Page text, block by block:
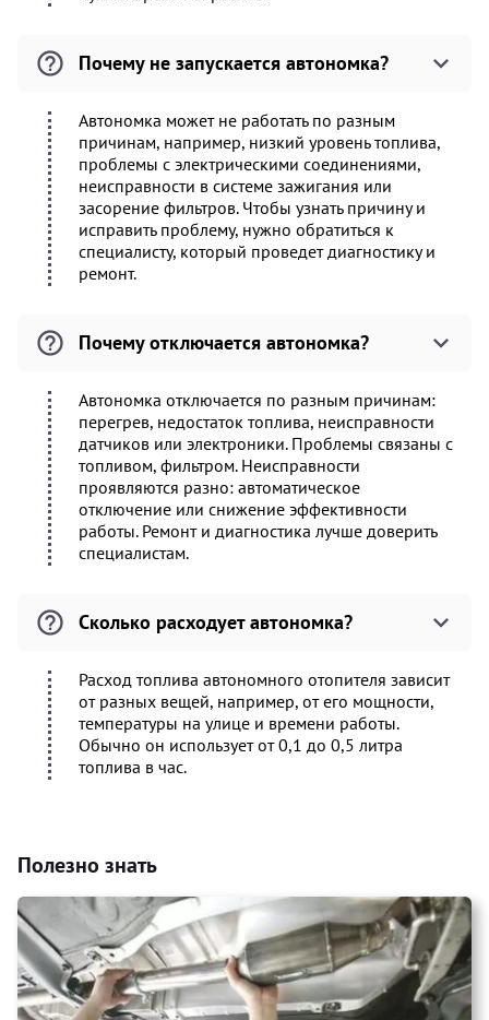
Почему не запускается автономка?
Автономка может не работать по разным
причинам, например, низкий уровень топлива,
проблемы с электрическими соединениями,
неисправности в системе зажигания или
засорение фильтров. Чтобы узнать причину и
исправить проблему, нужно обратиться к
специалисту, который проведет диагностику и
ремонт.
Почему отключается автономка?
Автономка отключается по разным причинам:
перегрев, недостаток топлива, неисправности
датчиков или электроники. Проблемы связаны с
топливом, фильтром. Неисправности
проявляются разно: автоматическое
отключение или снижение эффективности
работы. Ремонт и диагностика лучше доверить
специалистам.
Сколько расходует автономка?
Расход топлива автономного отопителя зависит
от разных вещей, например, от его мощности,
температуры на улице и времени работы.
Обычно он использует от 0,1 до 0,5 литра
топлива в час.
Полезно знать